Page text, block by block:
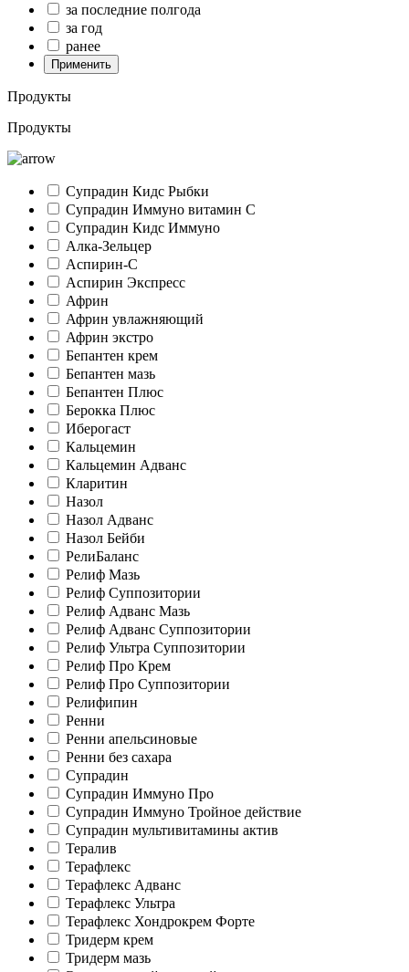
за последние полгода
за год
ранее
Применить
Продукты
Продукты
Супрадин Кидс Рыбки
Супрадин Иммуно витамин С
Супрадин Кидс Иммуно
Алка-Зельцер
Аспирин-C
Аспирин Экспресс
Африн
Африн увлажняющий
Африн экстро
Бепантен крем
Бепантен мазь
Бепантен Плюс
Берокка Плюс
Иберогаст
Кальцемин
Кальцемин Адванс
Кларитин
Назол
Назол Адванс
Назол Бейби
РелиБаланс
Релиф Мазь
Релиф Суппозитории
Релиф Адванс Мазь
Релиф Адванс Суппозитории
Релиф Ультра Суппозитории
Релиф Про Крем
Релиф Про Суппозитории
Релифипин
Ренни
Ренни апельсиновые
Ренни без сахара
Супрадин
Супрадин Иммуно Про
Супрадин Иммуно Тройное действие
Супрадин мультивитамины актив
Тералив
Терафлекс
Терафлекс Адванс
Терафлекс Ультра
Терафлекс Хондрокрем Форте
Тридерм крем
Тридерм мазь